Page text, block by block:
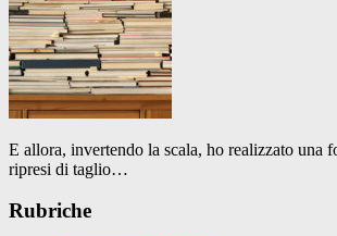
E allora, invertendo la scala, ho realizzato una
ripresi di taglio…
Rubriche